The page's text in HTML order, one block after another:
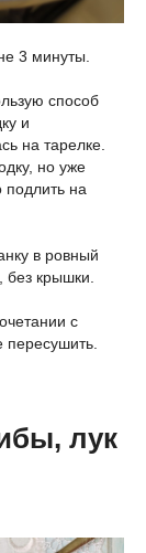
3 минуты.
способ
и
на тарелке.
но уже
подлить на
в ровный
крышки.
с
пересушить.
лук